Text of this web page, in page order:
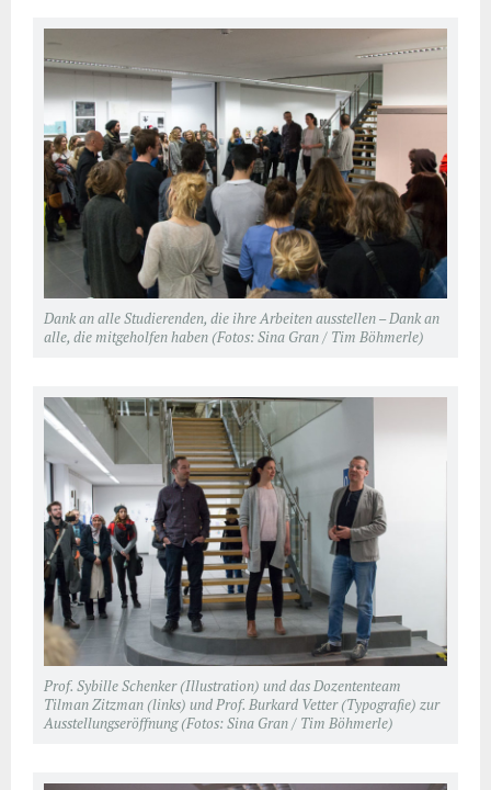
Dank an alle Studierenden, die ihre Arbeiten ausstellen – Dank an
alle, die mitgeholfen haben (Fotos: Sina Gran / Tim Böhmerle)
Prof. Sybille Schenker (Illustration) und das Dozententeam
Tilman Zitzman (links) und Prof. Burkard Vetter (Typografie) zur
Ausstellungseröffnung (Fotos: Sina Gran / Tim Böhmerle)